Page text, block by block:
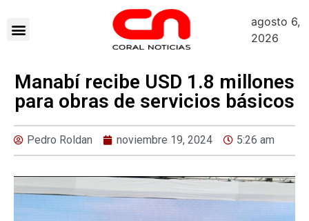
agosto 6,
2026
Manabí recibe USD 1.8 millones
para obras de servicios básicos
Pedro Roldan noviembre 19, 2024 5:26 am